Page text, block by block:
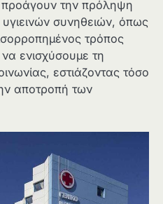
προάγουν την πρόληψη
συνηθειών, όπως
τρόπος
ενισχύσουμε τη
εστιάζοντας τόσο
αποτροπή των